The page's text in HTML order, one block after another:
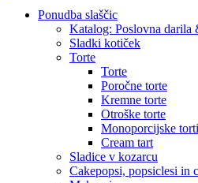
Ponudba slaščic
Katalog: Poslovna darila
Sladki kotiček
Torte
Torte
Poročne torte
Kremne torte
Otroške torte
Monoporcijske
Cream tart
Sladice v kozarcu
Cakepopsi, popsiclesi in